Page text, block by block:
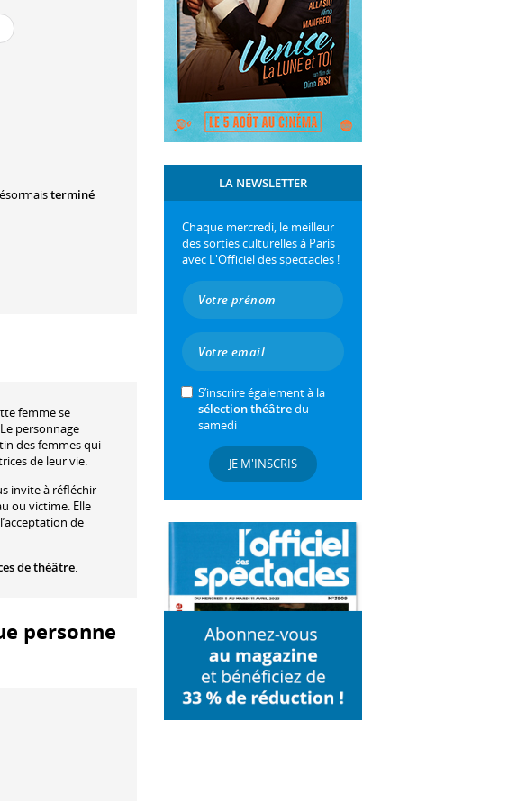
terminé
femme se
personnage
des femmes qui
de leur vie.
invite à réfléchir
ou victime. Elle
de
de théâtre.
personne
LA NEWSLETTER
Chaque mercredi, le meilleur
des sorties culturelles à Paris
avec L'Officiel des spectacles !
S’inscrire également à la
sélection théâtredu
samedi
JE M'INSCRIS